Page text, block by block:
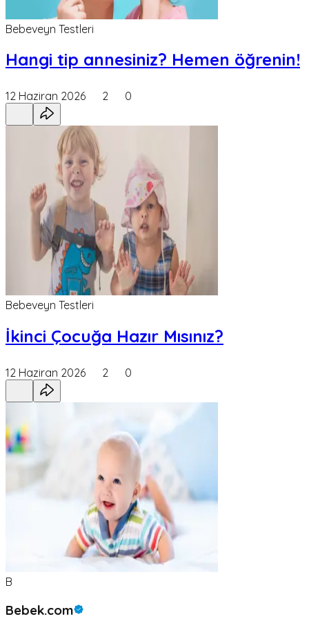
Bebeveyn Testleri
Hangi tip annesiniz? Hemen öğrenin!
12 Haziran 2026 2 0
Bebeveyn Testleri
İkinci Çocuğa Hazır Mısınız?
12 Haziran 2026 2 0
B
Bebek.com